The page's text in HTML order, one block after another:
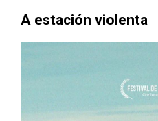
A estación violenta